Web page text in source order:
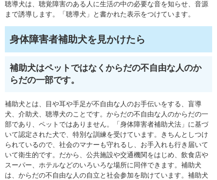
聴導犬は、聴覚障害のある人に生活の中の必要な音を知らせ、音源
まで誘導します。「聴導犬」と書かれた表示をつけています。
身体障害者補助犬を見かけたら
補助犬はペットではなくからだの不自由な人のか
らだの一部です。
補助犬とは、目や耳や手足が不自由な人のお手伝いをする、盲導
犬、介助犬、聴導犬のことです。からだの不自由な人のからだの一
部であり、ペットではありません。「身体障害者補助犬法」に基づ
いて認定された犬で、特別な訓練を受けています。きちんとしつけ
られているので、社会のマナーも守れるし、お手入れも行き届いて
いて衛生的です。だから、公共施設や交通機関をはじめ、飲食店や
スーパー、ホテルなどのいろいろな場所に同伴できます。補助犬
は、からだの不自由な人の自立と社会参加を助けています。補助犬